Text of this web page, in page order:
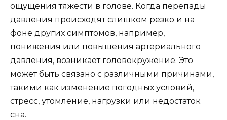
ощущения тяжести в голове. Когда перепады
давления происходят слишком резко и на
фоне других симптомов, например,
понижения или повышения артериального
давления, возникает головокружение. Это
может быть связано с различными причинами,
такими как изменение погодных условий,
стресс, утомление, нагрузки или недостаток
сна.